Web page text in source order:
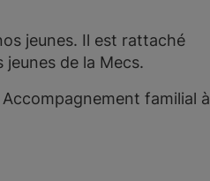
jeunes. Il est rattaché
de la Mecs.
Accompagnement familial à